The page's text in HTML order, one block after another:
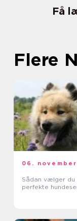
Få
Flere
06. november
Sådan vælger du
perfekte